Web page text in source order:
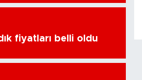
fiyatları belli oldu